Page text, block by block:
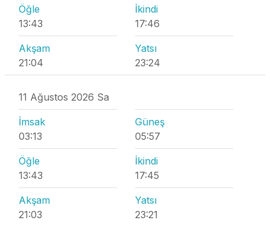
Öğle
13:43
İkindi
17:46
Akşam
21:04
Yatsı
23:24
11 Ağustos 2026 Sa
İmsak
03:13
Güneş
05:57
Öğle
13:43
İkindi
17:45
Akşam
21:03
Yatsı
23:21